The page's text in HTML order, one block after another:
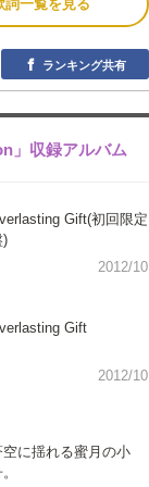
詞一覧を見る
ランキング共有
」収録アルバム
Gift(初回限定
)
2012/10
Gift
2012/10
空に揺れる蜜月の小